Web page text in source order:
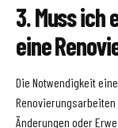
3. Muss ich
eine
Die Notwendigkeit
Änderungen oder